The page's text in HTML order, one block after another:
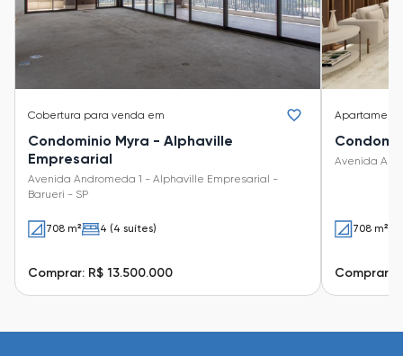
Cobertura para venda em
Condominio Myra - Alphaville
Empresarial
Avenida Andromeda 1 - Alphaville Empresarial -
Barueri - SP
708 m² 4 (4 suítes)
Comprar: R$ 13.500.000
Avenida
708 m²
Comprar: